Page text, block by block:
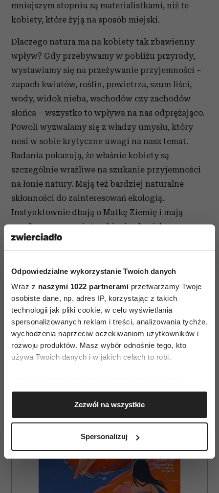
Odpowiedzialne wykorzystanie Twoich danych
Wraz z naszymi 1022 partnerami przetwarzamy Twoje
osobiste dane, np. adres IP, korzystając z takich
technologii jak pliki cookie, w celu wyświetlania
spersonalizowanych reklam i treści, analizowania tychże,
wychodzenia naprzeciw oczekiwaniom użytkowników i
rozwoju produktów. Masz wybór odnośnie tego, kto
używa Twoich danych i w jakich celach to robi.
Gromadzić dane dotyczące Twojej lokalizacji
geograficznej z dokładnością nawet do kilku metrów
Identyfikować Twoje urządzenie, aktywnie
(fingerprinting, czyli wirtualny odcisk palca)
dane są przetwarzane oraz ustaw własne preferencje w
sekcji szczegółów. W Deklaracji plików cookie możesz
zmienić lub wycofać swoją zgodę w dowolnej chwili.
Zezwól na wszystkie
Spersonalizuj
mniejszym stopniu są materialistkami, niż te
kobiety, które żyją na sposób miejski.
Dlaczego natura ma na kobiety tak zbawienny
wpływ? Gdy przebywamy w pobliżu przyrody,
wystawiamy się na przeżywanie przyjemności –
zapach kwiatów, roślin, powietrza, szum liści,
wody, widok nieba, wschodów czy zachodów
słońca – wszystko to wpływa na nas odprężająco.
Powoli wyzwalamy się z władzy umysłu, który
nosi w sobie krytyczne uwagi na nasz temat.
Badania pokazują, że właśnie kobiety są
szczególnie wrażliwe na szukanie przyjemności
na łonie natury. Mają też bardziej naturalne
skłonności do zainteresowań ekologią.
Instynktownie dbają o Matkę Ziemię i mają
wrodzone poczucie troski o środowisko.
AUTOPROMOCJA